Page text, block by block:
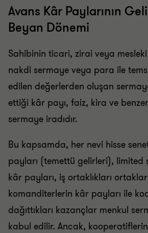
Avans Kâr Paylarının
Beyan Dönemi
Sahibinin ticari, zirai veya mesleki
nakdi sermaye veya para ile
edilen değerlerden oluşan
ettiği kâr payı, faiz, kira ve
sermaye iradıdır.
Bu kapsamda, her nevi hisse
payları (temettü gelirleri), limited
kâr payları, iş ortaklıkları
komanditerlerin kâr payları ile
dağıttıkları kazançlar menkul
kabul edilir. Ancak,